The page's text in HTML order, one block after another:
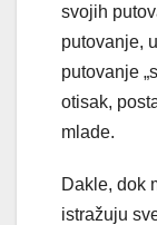
svojih
putovanje,
putovanje
otisak,
mlade.
Dakle, dok
istražuju